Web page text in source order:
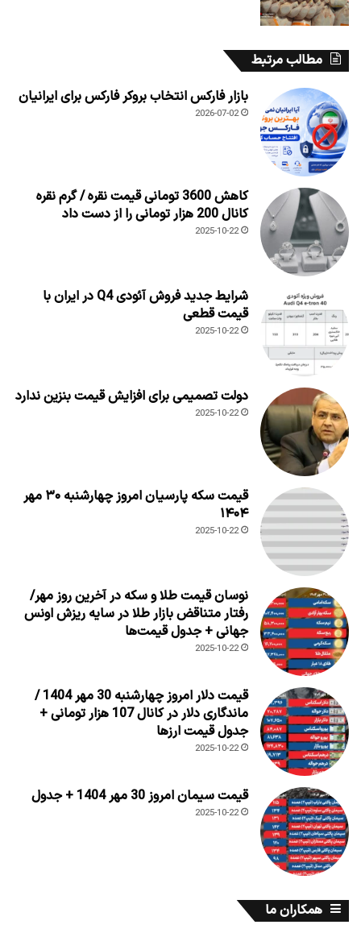
مطالب مرتبط
بازار فارکس انتخاب بروکر فارکس برای ایرانیان
2026-07-02
کاهش 3600 تومانی قیمت نقره / گرم نقره
کانال 200 هزار تومانی را از دست داد
2025-10-22
شرایط جدید فروش آئودی Q4 در ایران با
قیمت قطعی
2025-10-22
دولت تصمیمی برای افزایش قیمت بنزین ندارد
2025-10-22
قیمت سکه پارسیان امروز چهارشنبه ۳۰ مهر
۱۴۰۴
2025-10-22
نوسان قیمت طلا و سکه در آخرین روز مهر/
رفتار متناقض بازار طلا در سایه ریزش اونس
جهانی + جدول قیمت‌ها
2025-10-22
قیمت دلار امروز چهارشنبه 30 مهر 1404 /
ماندگاری دلار در کانال 107 هزار تومانی +
جدول قیمت ارزها
2025-10-22
قیمت سیمان امروز 30 مهر 1404 + جدول
2025-10-22
همکاران ما